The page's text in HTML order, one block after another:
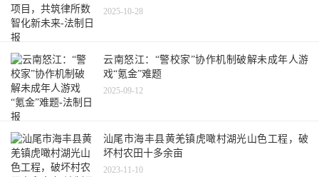
2025-10-28
云南怒江：“警校家”协作机制破解未成年人游
戏“氪金”难题
2025-09-12
汕尾市海丰县黄羌镇虎噉村湖光山色工程，破
坏村农田十多余亩
2023-11-10